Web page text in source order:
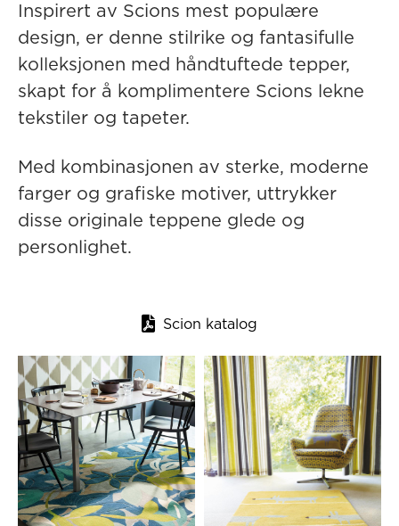
Inspirert av Scions mest populære
design, er denne stilrike og fantasifulle
kolleksjonen med håndtuftede tepper,
skapt for å komplimentere Scions lekne
tekstiler og tapeter.
Med kombinasjonen av sterke, moderne
farger og grafiske motiver, uttrykker
disse originale teppene glede og
personlighet.
 Scion katalog